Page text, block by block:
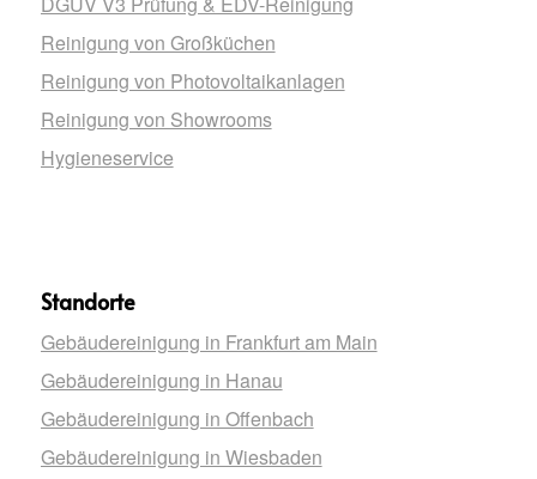
Reinigung von Großküchen
Reinigung von Photovoltaikanlagen
Reinigung von Showrooms
Hygieneservice
Standorte
Gebäudereinigung in Frankfurt am Main
Gebäudereinigung in Hanau
Gebäudereinigung in Offenbach
Gebäudereinigung in Wiesbaden